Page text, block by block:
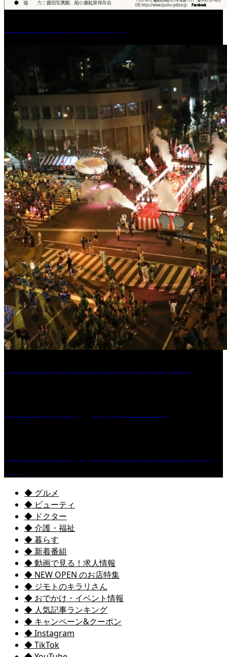
◆ グルメ
◆ ビューティ
◆ ドクター
◆ 介護・福祉
◆ 暮らす
◆ 新着番組
◆ 動画で見る！求人情報
◆ NEW OPEN のお店特集
◆ ジモトのキラリさん
◆ おでかけ・イベント情報
◆ 人気記事ランキング
◆ キャンペーン&クーポン
◆ Instagram
◆ TikTok